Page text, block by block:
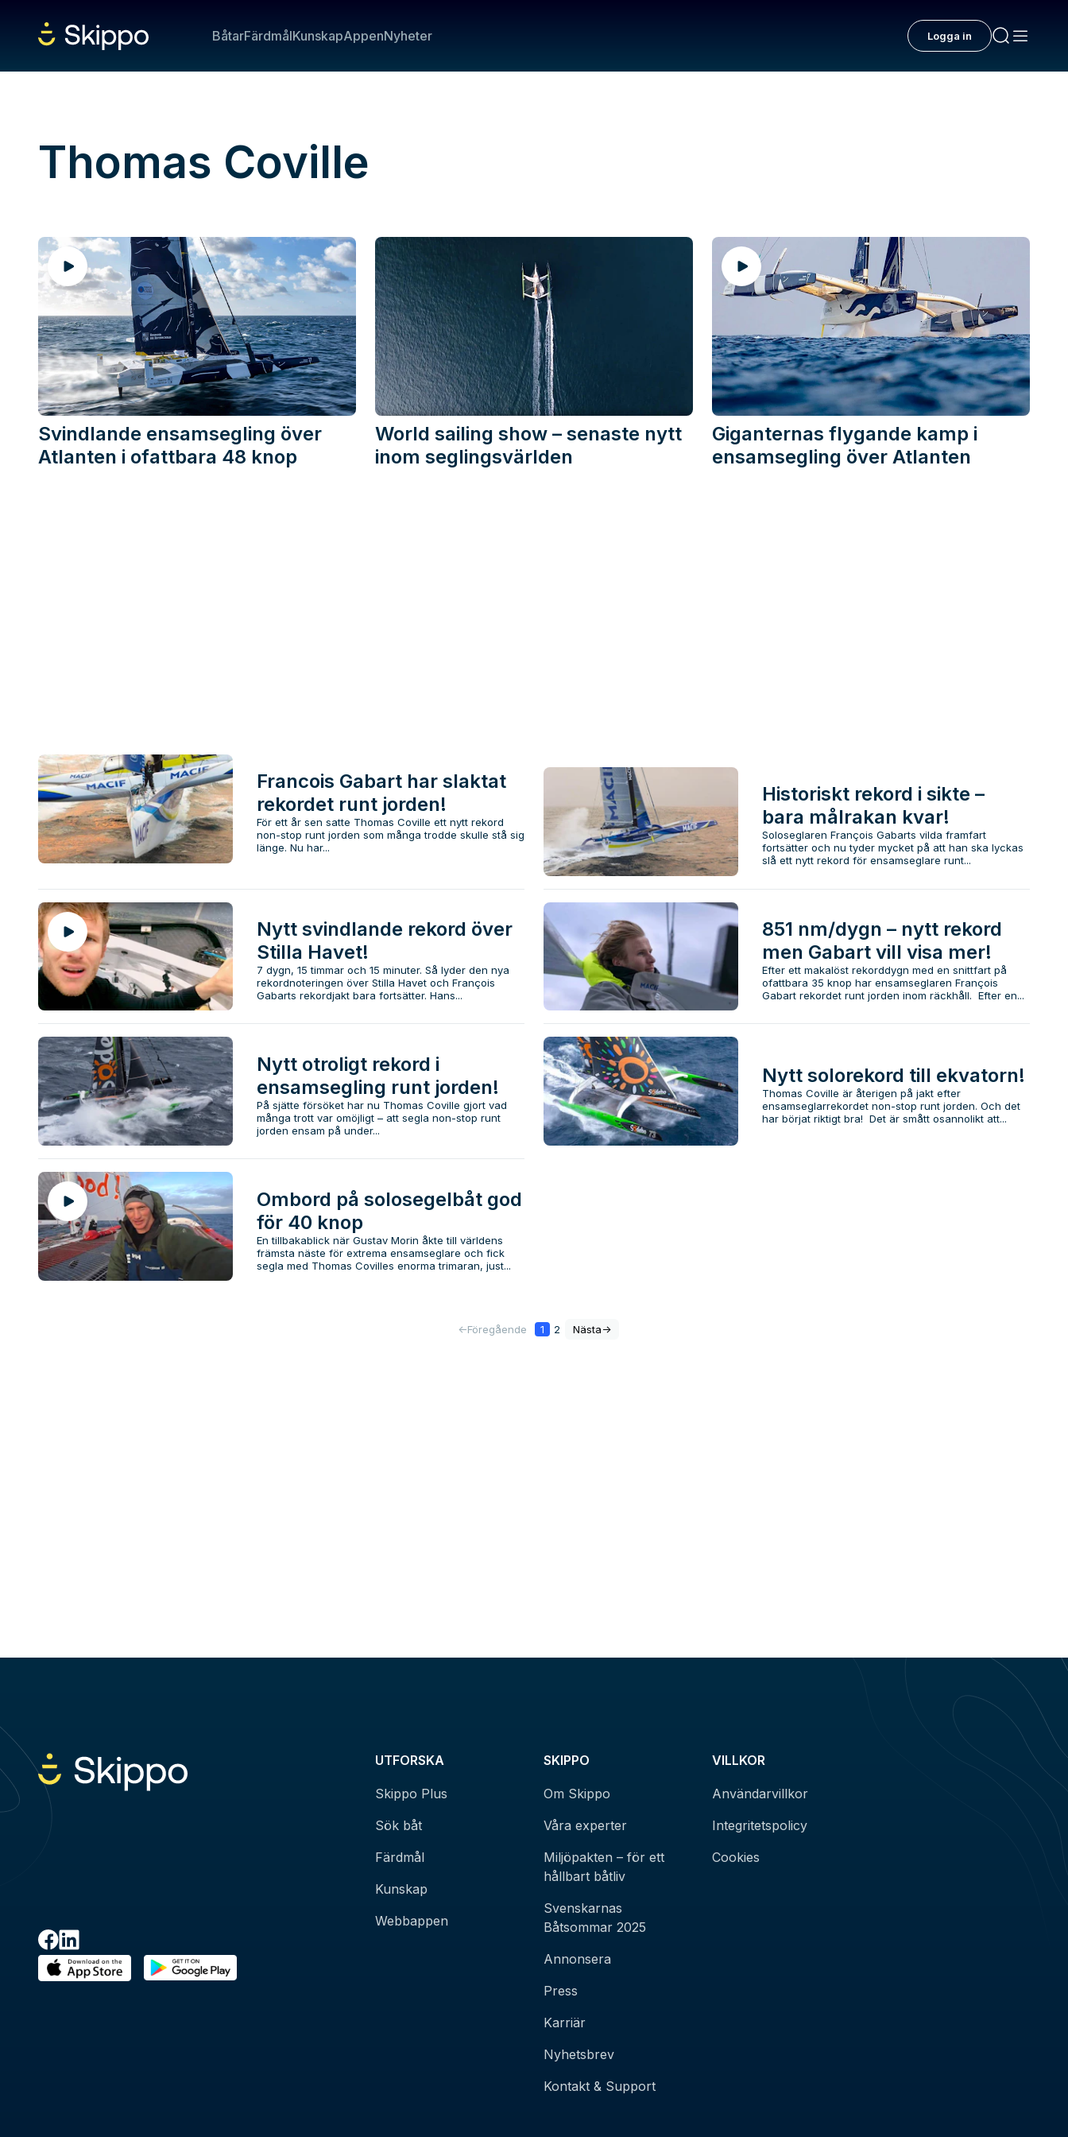
BåtarFärdmålKunskapAppenNyheter Logga in
Thomas Coville
Svindlande ensamsegling över
Atlanten i ofattbara 48 knop
World sailing show – senaste nytt
inom seglingsvärlden
Giganternas flygande kamp i
ensamsegling över Atlanten
Francois Gabart har slaktat
rekordet runt jorden!
För ett år sen satte Thomas Coville ett nytt rekord
non-stop runt jorden som många trodde skulle stå sig
länge. Nu har...
Historiskt rekord i sikte –
bara målrakan kvar!
Soloseglaren François Gabarts vilda framfart
fortsätter och nu tyder mycket på att han ska lyckas
slå ett nytt rekord för ensamseglare runt...
Nytt svindlande rekord över
Stilla Havet!
7 dygn, 15 timmar och 15 minuter. Så lyder den nya
rekordnoteringen över Stilla Havet och François
Gabarts rekordjakt bara fortsätter. Hans...
851 nm/dygn – nytt rekord
men Gabart vill visa mer!
Efter ett makalöst rekorddygn med en snittfart på
ofattbara 35 knop har ensamseglaren François
Gabart rekordet runt jorden inom räckhåll. Efter en...
Nytt otroligt rekord i
ensamsegling runt jorden!
På sjätte försöket har nu Thomas Coville gjort vad
många trott var omöjligt – att segla non-stop runt
jorden ensam på under...
Nytt solorekord till ekvatorn!
Thomas Coville är återigen på jakt efter
ensamseglarrekordet non-stop runt jorden. Och det
har börjat riktigt bra! Det är smått osannolikt att...
Ombord på solosegelbåt god
för 40 knop
En tillbakablick när Gustav Morin åkte till världens
främsta näste för extrema ensamseglare och fick
segla med Thomas Covilles enorma trimaran, just...
<-Föregående 1 2 Nästa->
UTFORSKA
Skippo Plus
Sök båt
Färdmål
Kunskap
Webbappen
SKIPPO
Om Skippo
Våra experter
Miljöpakten – för ett
hållbart båtliv
Svenskarnas
Båtsommar 2025
Annonsera
Press
Karriär
Nyhetsbrev
Kontakt & Support
VILLKOR
Användarvillkor
Integritetspolicy
Cookies